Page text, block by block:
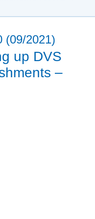
(09/2021)
up DVS
–